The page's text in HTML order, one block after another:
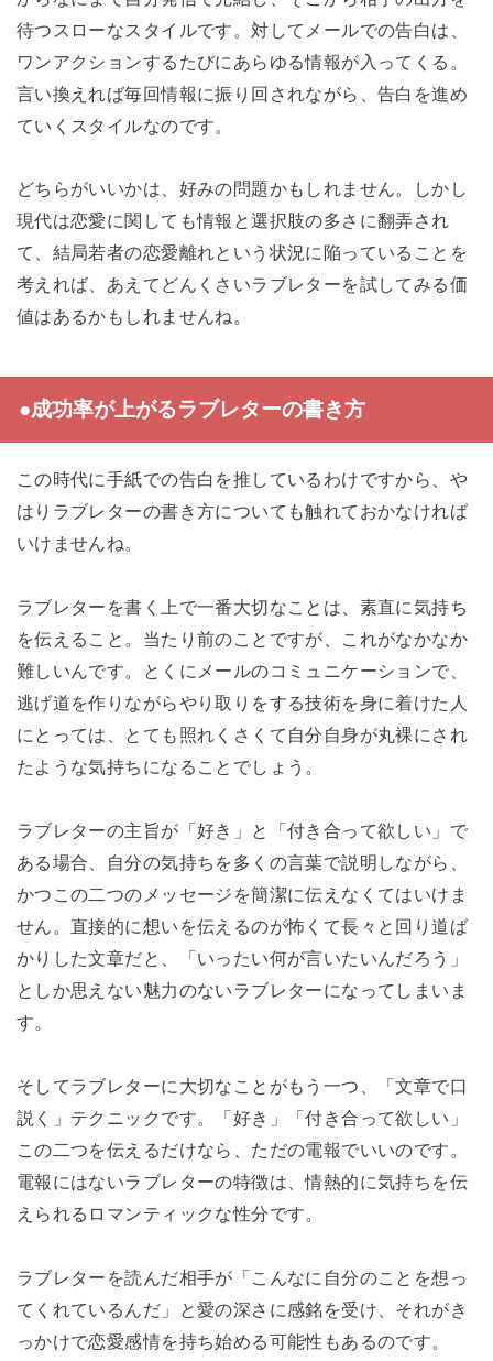
待つスローなスタイルです。対してメールでの告白は、
ワンアクションするたびにあらゆる情報が入ってくる。
言い換えれば毎回情報に振り回されながら、告白を進め
ていくスタイルなのです。
どちらがいいかは、好みの問題かもしれません。しかし
現代は恋愛に関しても情報と選択肢の多さに翻弄され
て、結局若者の恋愛離れという状況に陥っていることを
考えれば、あえてどんくさいラブレターを試してみる価
値はあるかもしれませんね。
●成功率が上がるラブレターの書き方
この時代に手紙での告白を推しているわけですから、や
はりラブレターの書き方についても触れておかなければ
いけませんね。
ラブレターを書く上で一番大切なことは、素直に気持ち
を伝えること。当たり前のことですが、これがなかなか
難しいんです。とくにメールのコミュニケーションで、
逃げ道を作りながらやり取りをする技術を身に着けた人
にとっては、とても照れくさくて自分自身が丸裸にされ
たような気持ちになることでしょう。
ラブレターの主旨が「好き」と「付き合って欲しい」で
ある場合、自分の気持ちを多くの言葉で説明しながら、
かつこの二つのメッセージを簡潔に伝えなくてはいけま
せん。直接的に想いを伝えるのが怖くて長々と回り道ば
かりした文章だと、「いったい何が言いたいんだろう」
としか思えない魅力のないラブレターになってしまいま
す。
そしてラブレターに大切なことがもう一つ、「文章で口
説く」テクニックです。「好き」「付き合って欲しい」
この二つを伝えるだけなら、ただの電報でいいのです。
電報にはないラブレターの特徴は、情熱的に気持ちを伝
えられるロマンティックな性分です。
ラブレターを読んだ相手が「こんなに自分のことを想っ
てくれているんだ」と愛の深さに感銘を受け、それがき
っかけで恋愛感情を持ち始める可能性もあるのです。